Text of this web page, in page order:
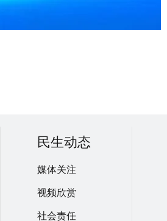
民生动态
媒体关注
视频欣赏
社会责任